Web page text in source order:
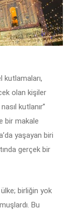
kutlamaları,
olan kişiler
kutlanır”
bir makale
yaşayan biri
gerçek bir
birliğin yok
Bu